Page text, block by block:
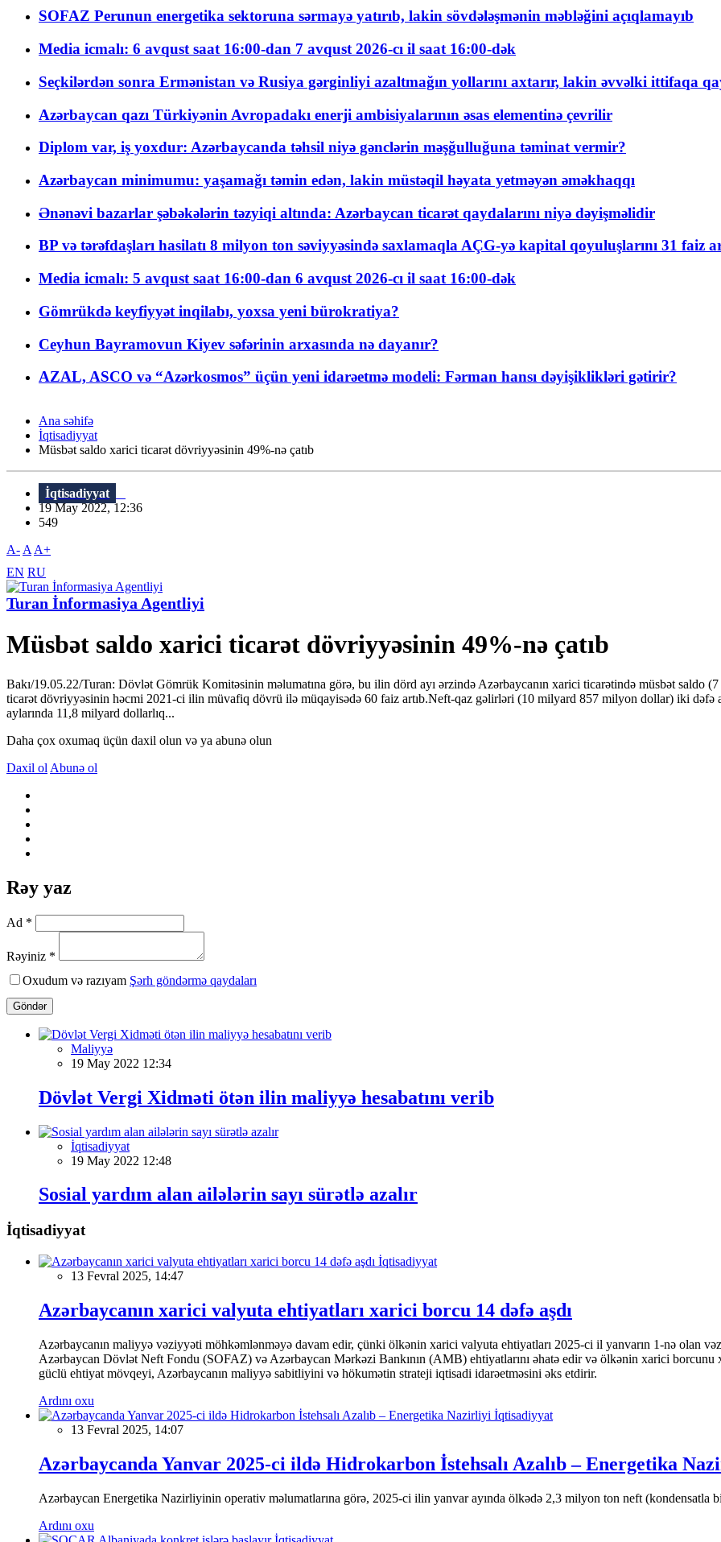
SOFAZ Perunun energetika sektoruna sərmayə yatırıb, lakin sövdələşmənin məbləğini açıqlamayıb
Media icmalı: 6 avqust saat 16:00-dan 7 avqust 2026-cı il saat 16:00-dək
Seçkilərdən sonra Ermənistan və Rusiya gərginliyi azaltmağın yollarını axtarır, lakin əvvəlki ittifaqa
Azərbaycan qazı Türkiyənin Avropadakı enerji ambisiyalarının əsas elementinə çevrilir
Diplom var, iş yoxdur: Azərbaycanda təhsil niyə gənclərin məşğulluğuna təminat vermir?
Azərbaycan minimumu: yaşamağı təmin edən, lakin müstəqil həyata yetməyən əməkhaqqı
Ənənəvi bazarlar şəbəkələrin təzyiqi altında: Azərbaycan ticarət qaydalarını niyə dəyişməlidir
BP və tərəfdaşları hasilatı 8 milyon ton səviyyəsində saxlamaqla AÇG-yə kapital qoyuluşlarını 31 faiz
Media icmalı: 5 avqust saat 16:00-dan 6 avqust 2026-cı il saat 16:00-dək
Gömrükdə keyfiyyət inqilabı, yoxsa yeni bürokratiya?
Ceyhun Bayramovun Kiyev səfərinin arxasında nə dayanır?
AZAL, ASCO və “Azərkosmos” üçün yeni idarəetmə modeli: Fərman hansı dəyişiklikləri gətirir?
Ana səhifə
İqtisadiyyat
Müsbət saldo xarici ticarət dövriyyəsinin 49%-nə çatıb
İqtisadiyyat
19 May 2022, 12:36
549
A- A A+
EN RU
Turan İnformasiya Agentliyi
Müsbət saldo xarici ticarət dövriyyəsinin 49%-nə çatıb
Bakı/19.05.22/Turan: Dövlət Gömrük Komitəsinin məlumatına görə, bu ilin dörd ayı ərzində Azərbaycanın xarici ticarətində müsbət
ticarət dövriyyəsinin həcmi 2021-ci ilin müvafiq dövrü ilə müqayisədə 60 faiz artıb.Neft-qaz gəlirləri (10 milyard 857 milyon dollar) iki dəfə
aylarında 11,8 milyard dollarlıq...
Daha çox oxumaq üçün daxil olun və ya abunə olun
Daxil ol Abunə ol
Rəy yaz
Ad *
Rəyiniz *
Oxudum və razıyam Şərh göndərmə qaydaları
Göndər
Maliyyə
19 May 2022 12:34
Dövlət Vergi Xidməti ötən ilin maliyyə hesabatını verib
İqtisadiyyat
19 May 2022 12:48
Sosial yardım alan ailələrin sayı sürətlə azalır
İqtisadiyyat
İqtisadiyyat
13 Fevral 2025, 14:47
Azərbaycanın xarici valyuta ehtiyatları xarici borcu 14 dəfə aşdı
Azərbaycanın maliyyə vəziyyəti möhkəmlənməyə davam edir, çünki ölkənin xarici valyuta ehtiyatları 2025-ci il yanvarın 1-nə olan
Azərbaycan Dövlət Neft Fondu (SOFAZ) və Azərbaycan Mərkəzi Bankının (AMB) ehtiyatlarını əhatə edir və ölkənin xarici
güclü ehtiyat mövqeyi, Azərbaycanın maliyyə sabitliyini və hökumətin strateji iqtisadi idarəetməsini əks etdirir.
Ardını oxu
İqtisadiyyat
13 Fevral 2025, 14:07
Azərbaycanda Yanvar 2025-ci ildə Hidrokarbon İstehsalı Azalıb – Energetika
Azərbaycan Energetika Nazirliyinin operativ məlumatlarına görə, 2025-ci ilin yanvar ayında ölkədə 2,3 milyon ton neft (kondensatla
Ardını oxu